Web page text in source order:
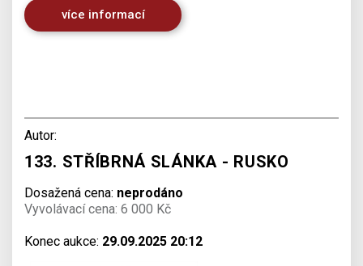
více informací
Autor:
133. STŘÍBRNÁ SLÁNKA - RUSKO
Dosažená cena: neprodáno
Vyvolávací cena: 6 000 Kč
Konec aukce: 29.09.2025 20:12